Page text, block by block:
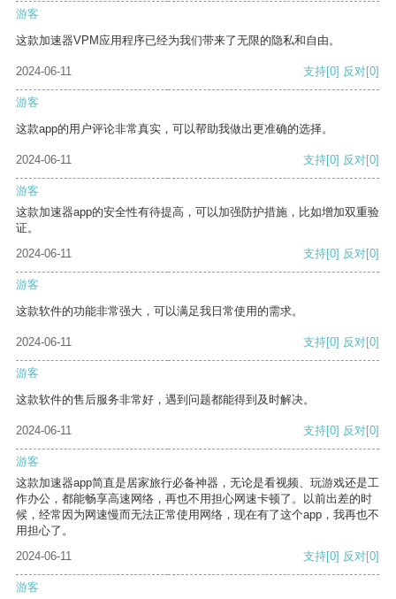
游客
这款加速器VPM应用程序已经为我们带来了无限的隐私和自由。
2024-06-11 支持[0] 反对[0]
游客
这款app的用户评论非常真实，可以帮助我做出更准确的选择。
2024-06-11 支持[0] 反对[0]
游客
这款加速器app的安全性有待提高，可以加强防护措施，比如增加双重验
证。
2024-06-11
支持[0] 反对[0]
游客
这款软件的功能非常强大，可以满足我日常使用的需求。
2024-06-11 支持[0] 反对[0]
游客
这款软件的售后服务非常好，遇到问题都能得到及时解决。
2024-06-11 支持[0] 反对[0]
游客
这款加速器app简直是居家旅行必备神器，无论是看视频、玩游戏还是工
作办公，都能畅享高速网络，再也不用担心网速卡顿了。以前出差的时
候，经常因为网速慢而无法正常使用网络，现在有了这个app，我再也不
用担心了。
2024-06-11
支持[0] 反对[0]
游客